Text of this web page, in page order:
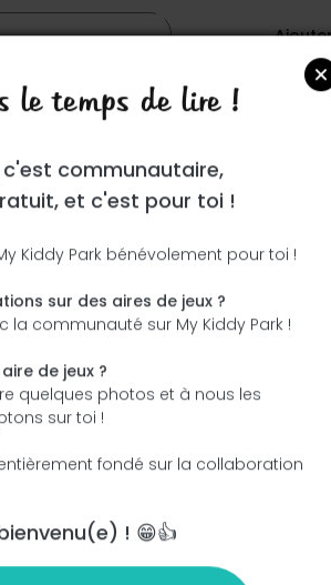
encore été visité ! À toi de jouer !
J'ajoute des photos
J'ajoute les équipements
le temps de lire !
c'est communautaire,
gratuit, et c'est pour toi !
Kiddy Park bénévolement pour toi !
sur des aires de jeux ?
la communauté sur My Kiddy Park !
de jeux ?
quelques photos et à nous les
sur toi !
fondé sur la collaboration
! 😁👍